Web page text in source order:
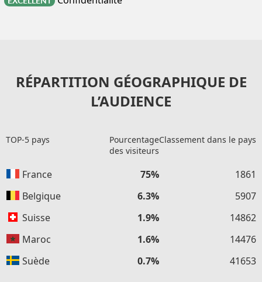
RÉPARTITION GÉOGRAPHIQUE DE
L’AUDIENCE
TOP-5 pays
Pourcentage
des visiteurs
Classement dans le pays
France 75%
1861
Belgique
6.3%
5907
Suisse
1.9%
14862
Maroc
1.6%
14476
Suède
0.7% 41653